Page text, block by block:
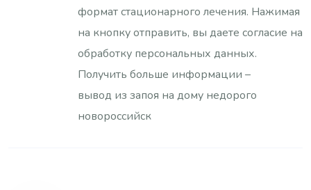
формат стационарного лечения. Нажимая
на кнопку отправить, вы даете согласие на
обработку персональных данных.
Получить больше информации –
вывод из запоя на дому недорого
новороссийск